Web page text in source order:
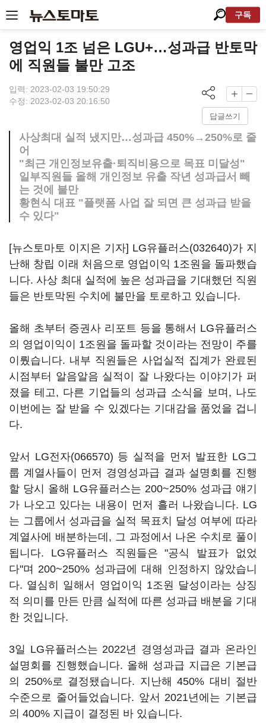
구독
영업익 1조 넘은 LGU+…성과급 반토막
에 직원들 불만 고조
입력: 2023-02-03 19:50:29
수정: 2023-02-03 20:16:50
답글쓰기
사상최대 실적 냈지만…성과급 450%→250%로 줄
어
"최근 개인정보유출·퇴직비용으로 목표 미달성"
일부직원들 올해 개인정보 유출 작년 성과급서 빼
는 것에 불만
황현식 대표 "플랫폼 사업 잘 되면 큰 성과급 받을
수 있다"
[뉴스토마토 이지은 기자] LG유플러스(032640)가 지
난해 창립 이래 처음으로 영업이익 1조원을 돌파했습
니다. 사상 최대 실적에 높은 성과급을 기대했던 직원
들은 반토막된 수치에 불만을 토로하고 있습니다.
올해 초부터 증권사 리포트 등을 통해서 LG유플러스
의 영업이익이 1조원을 돌파할 것이라는 전망이 주를
이뤘습니다. 내부 직원들은 사업실적 집계가 완료된
시점부터 알음알음 실적이 잘 나왔다는 이야기가 퍼
졌을 테고, 다른 기업들의 성과급 소식을 보며, 나도
이번에는 잘 받을 수 있겠다는 기대감을 품었을 겁니
다.
앞서 LG전자(066570) 등 실적을 먼저 발표한 LG그
룹 계열사들이 먼저 경영성과급 결과 설명회를 진행
할 당시 올해 LG유플러스는 200~250% 성과급 얘기
가 나오고 있다는 내용이 먼저 흘러 나왔습니다. LG
는 그룹에서 성과급을 실적 목표치 달성 여부에 따라
계열사에 배분하는데, 그 과정에서 나온 수치로 풀이
됩니다. LG유플러스 직원들은 "공식 발표가 없었
다"며 200~250% 성과급에 대해 인정하지 않았습니
다. 열심히 일해서 영업이익 1조원 달성이라는 상징
적 의미를 만든 만큼 실적에 따른 성과급 배분을 기대
한 것입니다.
3일 LG유플러스는 2022년 경영성과급 결과 온라인
설명회를 진행했습니다. 올해 성과급 지급은 기본급
의 250%로 결정됐습니다. 지난해 450% 대비 절반
수준으로 줄어들었습니다. 앞서 2021년에는 기본급
의 400% 지급이 결정된 바 있습니다.